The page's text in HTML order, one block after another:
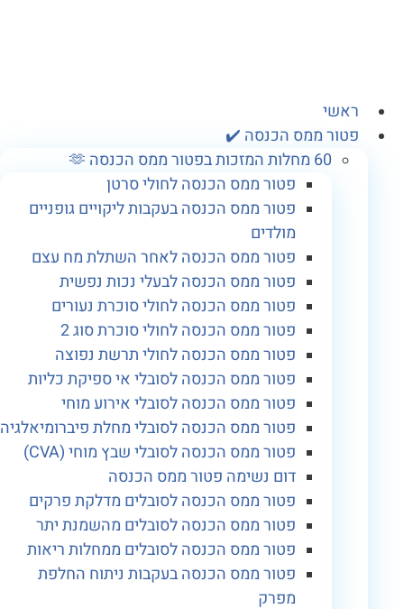
ממס הכנסה ✔️
פטור ממס הכנסה לחולי סרטן
פטור ממס הכנסה בעקבות ליקויים גופניים
פטור ממס הכנסה לאחר השתלת מח עצם
פטור ממס הכנסה לבעלי נכות נפשית
פטור ממס הכנסה לחולי סוכרת נעורים
פטור ממס הכנסה לחולי סוכרת סוג 2
פטור ממס הכנסה לחולי תרשת נפוצה
פטור ממס הכנסה לסובלי אי ספיקת כליות
פטור ממס הכנסה לסובלי אירוע מוחי
פטור ממס הכנסה לסובלי מחלת פיברומיאלגיה
פטור ממס הכנסה לסובלי שבץ מוחי (CVA)
דום נשימה פטור ממס הכנסה
פטור ממס הכנסה לסובלים מדלקת פרקים
פטור ממס הכנסה לסובלים מהשמנת יתר
פטור ממס הכנסה לסובלים ממחלות ריאות
פטור ממס הכנסה בעקבות ניתוח החלפת